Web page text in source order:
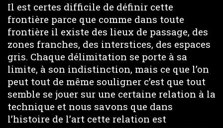
Il est certes difficile de définir cette
frontière parce que comme dans toute
frontière il existe des lieux de passage, des
zones franches, des interstices, des espaces
gris. Chaque délimitation se porte à sa
limite, à son indistinction, mais ce que l’on
peut tout de même souligner c’est que tout
semble se jouer sur une certaine relation à la
technique et nous savons que dans
l’histoire de l’art cette relation est